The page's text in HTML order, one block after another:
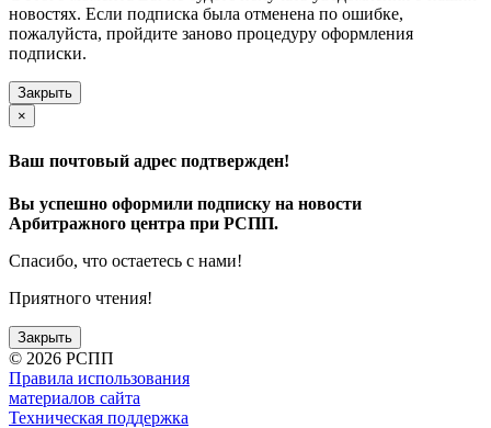
новостях. Если подписка была отменена по ошибке,
пожалуйста, пройдите заново процедуру оформления
подписки.
Закрыть
×
Ваш почтовый адрес подтвержден!
Вы успешно оформили подписку на новости
Арбитражного центра при РСПП.
Спасибо, что остаетесь с нами!
Приятного чтения!
Закрыть
© 2026 РСПП
Правила использования
материалов сайта
Техническая поддержка